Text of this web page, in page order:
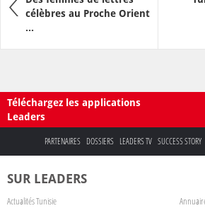
célèbres au Proche Orient
...
Téléchargez les applications
Leaders
PARTENAIRES DOSSIERS LEADERS TV SUCCESS STORY
SUR LEADERS
Actualités Tunisie